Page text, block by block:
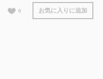
0 お気に入りに追加